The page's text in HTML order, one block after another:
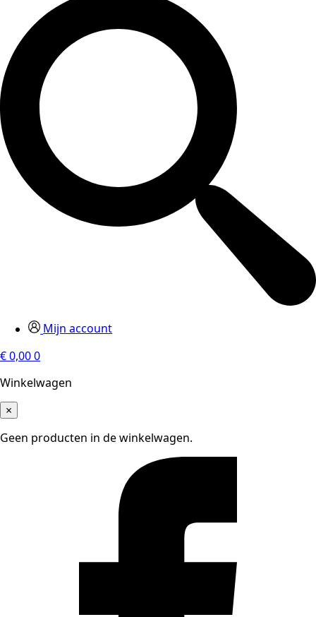
Mijn account
€0,000
Winkelwagen
×
Geen producten in de winkelwagen.